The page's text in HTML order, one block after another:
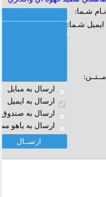
نـام شـما:
ایمیل شـما:
مــتــن:
ارسال به مبايل
ارسال به ايميل
ارسال به صندوق
ارسال به ياهو